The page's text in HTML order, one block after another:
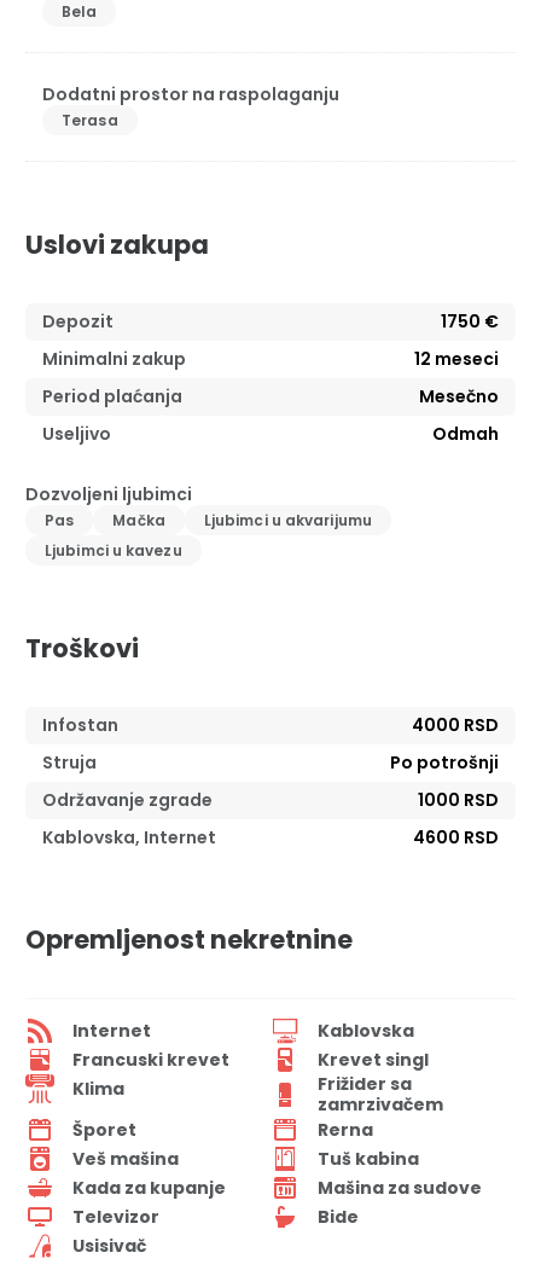
Bela
Dodatni prostor na raspolaganju
Terasa
Uslovi zakupa
Depozit
1750 €
Minimalni zakup
12 meseci
Period plaćanja
Mesečno
Useljivo
Odmah
Dozvoljeni ljubimci
Pas Mačka
Ljubimci u akvarijumu
Ljubimci u kavezu
Troškovi
Infostan
4000 RSD
Struja
Po potrošnji
Održavanje zgrade
1000 RSD
Kablovska, Internet
4600 RSD
Opremljenost nekretnine
Internet
Kablovska
Francuski krevet
Krevet singl
Klima
Frižider sa
zamrzivačem
Šporet
Rerna
Veš mašina
Tuš kabina
Kada za kupanje
Mašina za sudove
Televizor
Bide
Usisivač